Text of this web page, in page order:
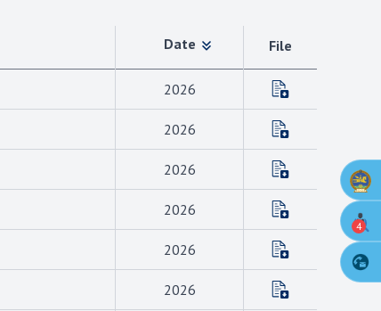
Date File
2026
2026
2026
2026
2026
2026
4